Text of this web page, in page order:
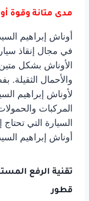
مدى متانة وقوة
أوناش إبراهيم
في مجال إنقاذ
الأوناش بشكل
والأحمال الثقيلة.
لأوناش إبراهيم
المركبات
السيارة التي تحتاج
أوناش إبراهيم
تقنية الرفع
قطور